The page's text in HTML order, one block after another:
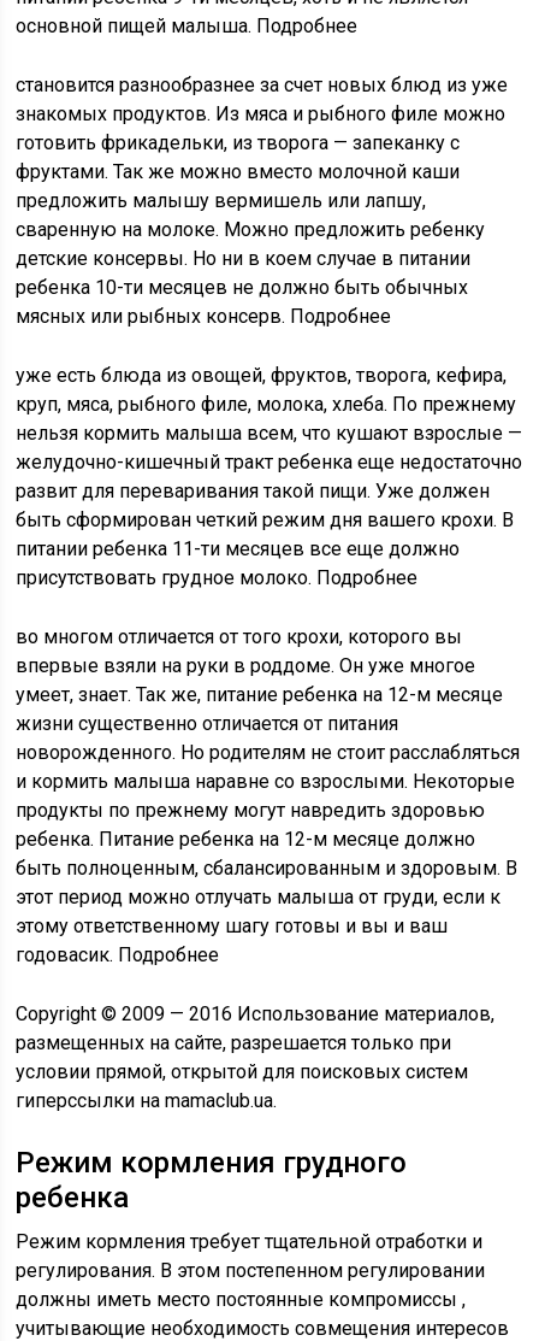
основной пищей малыша. Подробнее
становится разнообразнее за счет новых блюд из уже
знакомых продуктов. Из мяса и рыбного филе можно
готовить фрикадельки, из творога — запеканку с
фруктами. Так же можно вместо молочной каши
предложить малышу вермишель или лапшу,
сваренную на молоке. Можно предложить ребенку
детские консервы. Но ни в коем случае в питании
ребенка 10-ти месяцев не должно быть обычных
мясных или рыбных консерв. Подробнее
уже есть блюда из овощей, фруктов, творога, кефира,
круп, мяса, рыбного филе, молока, хлеба. По прежнему
нельзя кормить малыша всем, что кушают взрослые —
желудочно-кишечный тракт ребенка еще недостаточно
развит для переваривания такой пищи. Уже должен
быть сформирован четкий режим дня вашего крохи. В
питании ребенка 11-ти месяцев все еще должно
присутствовать грудное молоко. Подробнее
во многом отличается от того крохи, которого вы
впервые взяли на руки в роддоме. Он уже многое
умеет, знает. Так же, питание ребенка на 12-м месяце
жизни существенно отличается от питания
новорожденного. Но родителям не стоит расслабляться
и кормить малыша наравне со взрослыми. Некоторые
продукты по прежнему могут навредить здоровью
ребенка. Питание ребенка на 12-м месяце должно
быть полноценным, сбалансированным и здоровым. В
этот период можно отлучать малыша от груди, если к
этому ответственному шагу готовы и вы и ваш
годовасик. Подробнее
Copyright © 2009 — 2016 Использование материалов,
размещенных на сайте, разрешается только при
условии прямой, открытой для поисковых систем
гиперссылки на mamaclub.ua.
Режим кормления грудного
ребенка
Режим кормления требует тщательной отработки и
регулирования. В этом постепенном регулировании
должны иметь место постоянные компромиссы ,
учитывающие необходимость совмещения интересов